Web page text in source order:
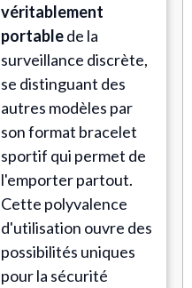
véritablement
portablede la
surveillance discrète,
se distinguant des
autres modèles par
son format bracelet
sportif qui permet de
l'emporter partout.
Cette polyvalence
d'utilisation ouvre des
possibilités uniques
pour la sécurité